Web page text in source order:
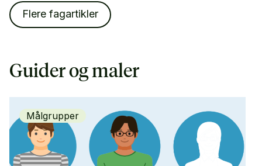
Flere fagartikler
Guider og maler
Målgrupper